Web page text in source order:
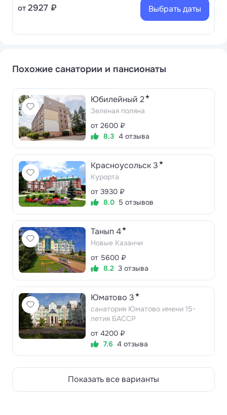
от 2927 ₽ Выбрать даты
Похожие санатории и пансионаты
Юбилейный 2★
Зеленая поляна
от 2600 ₽
8.3 4 отзыва
Красноусольск 3 ★
Курорта
от 3930 ₽
8.0 5 отзывов
Танып 4★
Новые Казанчи
от 5600 ₽
8.2 3 отзыва
Юматово 3 ★
санатория Юматово имени 15-
летия БАССР
от 4200 ₽
7.6 4 отзыва
Показать все варианты